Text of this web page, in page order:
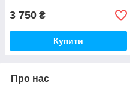
3 750 ₴
Купити
Про нас